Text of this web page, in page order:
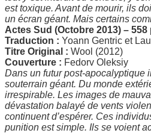
est toxique. Avant de mourir, ils
un écran géant. Mais certains
Actes Sud (Octobre 2013) – 558
Traduction : Yoann Gentric et
Titre Original : Wool (2012)
Couverture : Fedorv Oleksiy
Dans un futur post-apocalyptique
souterrain géant. Du monde
irrespirable. Les images de
dévastation balayé de vents
continuent d’espérer. Ces
punition est simple. Ils se voient